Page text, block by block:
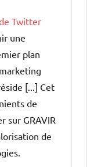
Twitter
une
plan
[...] Cet
de
sur GRAVIR
de